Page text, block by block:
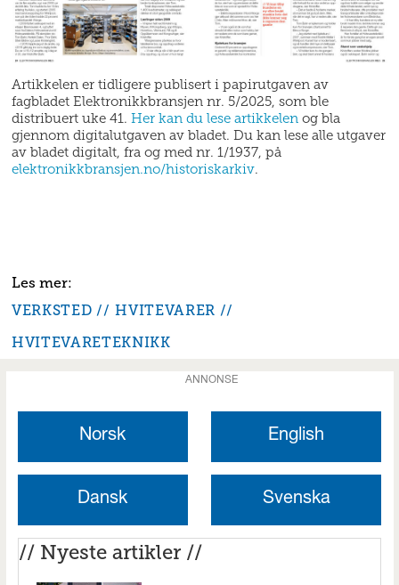
Artikkelen er tidligere publisert i papirutgaven av
fagbladet Elektronikkbransjen nr. 5/2025, som ble
distribuert uke 41.Her kan du lese artikkelen og bla
gjennom digitalutgaven av bladet. Du kan lese alle utgaver
av bladet digitalt, fra og med nr. 1/1937, på
elektronikkbransjen.no/historiskarkiv.
VERKSTED
HVITEVARER
HVITEVARETEKNIKK
ANNONSE
Norsk English
Dansk Svenska
// Nyeste artikler //